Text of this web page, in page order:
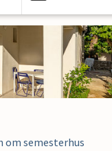
semesterhus